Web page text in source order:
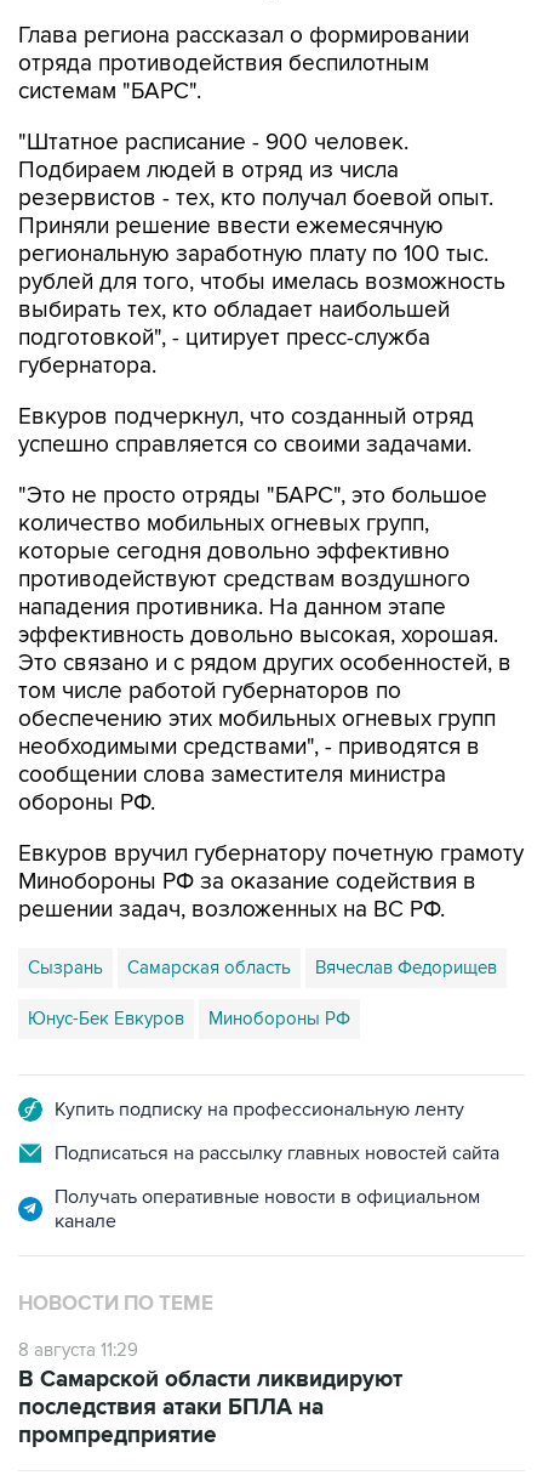
Глава региона рассказал о формировании
отряда противодействия беспилотным
системам "БАРС".
"Штатное расписание - 900 человек.
Подбираем людей в отряд из числа
резервистов - тех, кто получал боевой опыт.
Приняли решение ввести ежемесячную
региональную заработную плату по 100 тыс.
рублей для того, чтобы имелась возможность
выбирать тех, кто обладает наибольшей
подготовкой", - цитирует пресс-служба
губернатора.
Евкуров подчеркнул, что созданный отряд
успешно справляется со своими задачами.
"Это не просто отряды "БАРС", это большое
количество мобильных огневых групп,
которые сегодня довольно эффективно
противодействуют средствам воздушного
нападения противника. На данном этапе
эффективность довольно высокая, хорошая.
Это связано и с рядом других особенностей, в
том числе работой губернаторов по
обеспечению этих мобильных огневых групп
необходимыми средствами", - приводятся в
сообщении слова заместителя министра
обороны РФ.
Евкуров вручил губернатору почетную грамоту
Минобороны РФ за оказание содействия в
решении задач, возложенных на ВС РФ.
Сызрань Самарская область Вячеслав Федорищев
Юнус-Бек Евкуров Минобороны РФ
Купить подписку на профессиональную ленту
Подписаться на рассылку главных новостей сайта
Получать оперативные новости в официальном
канале
НОВОСТИ ПО ТЕМЕ
8 августа 11:29
В Самарской области ликвидируют
последствия атаки БПЛА на
промпредприятие